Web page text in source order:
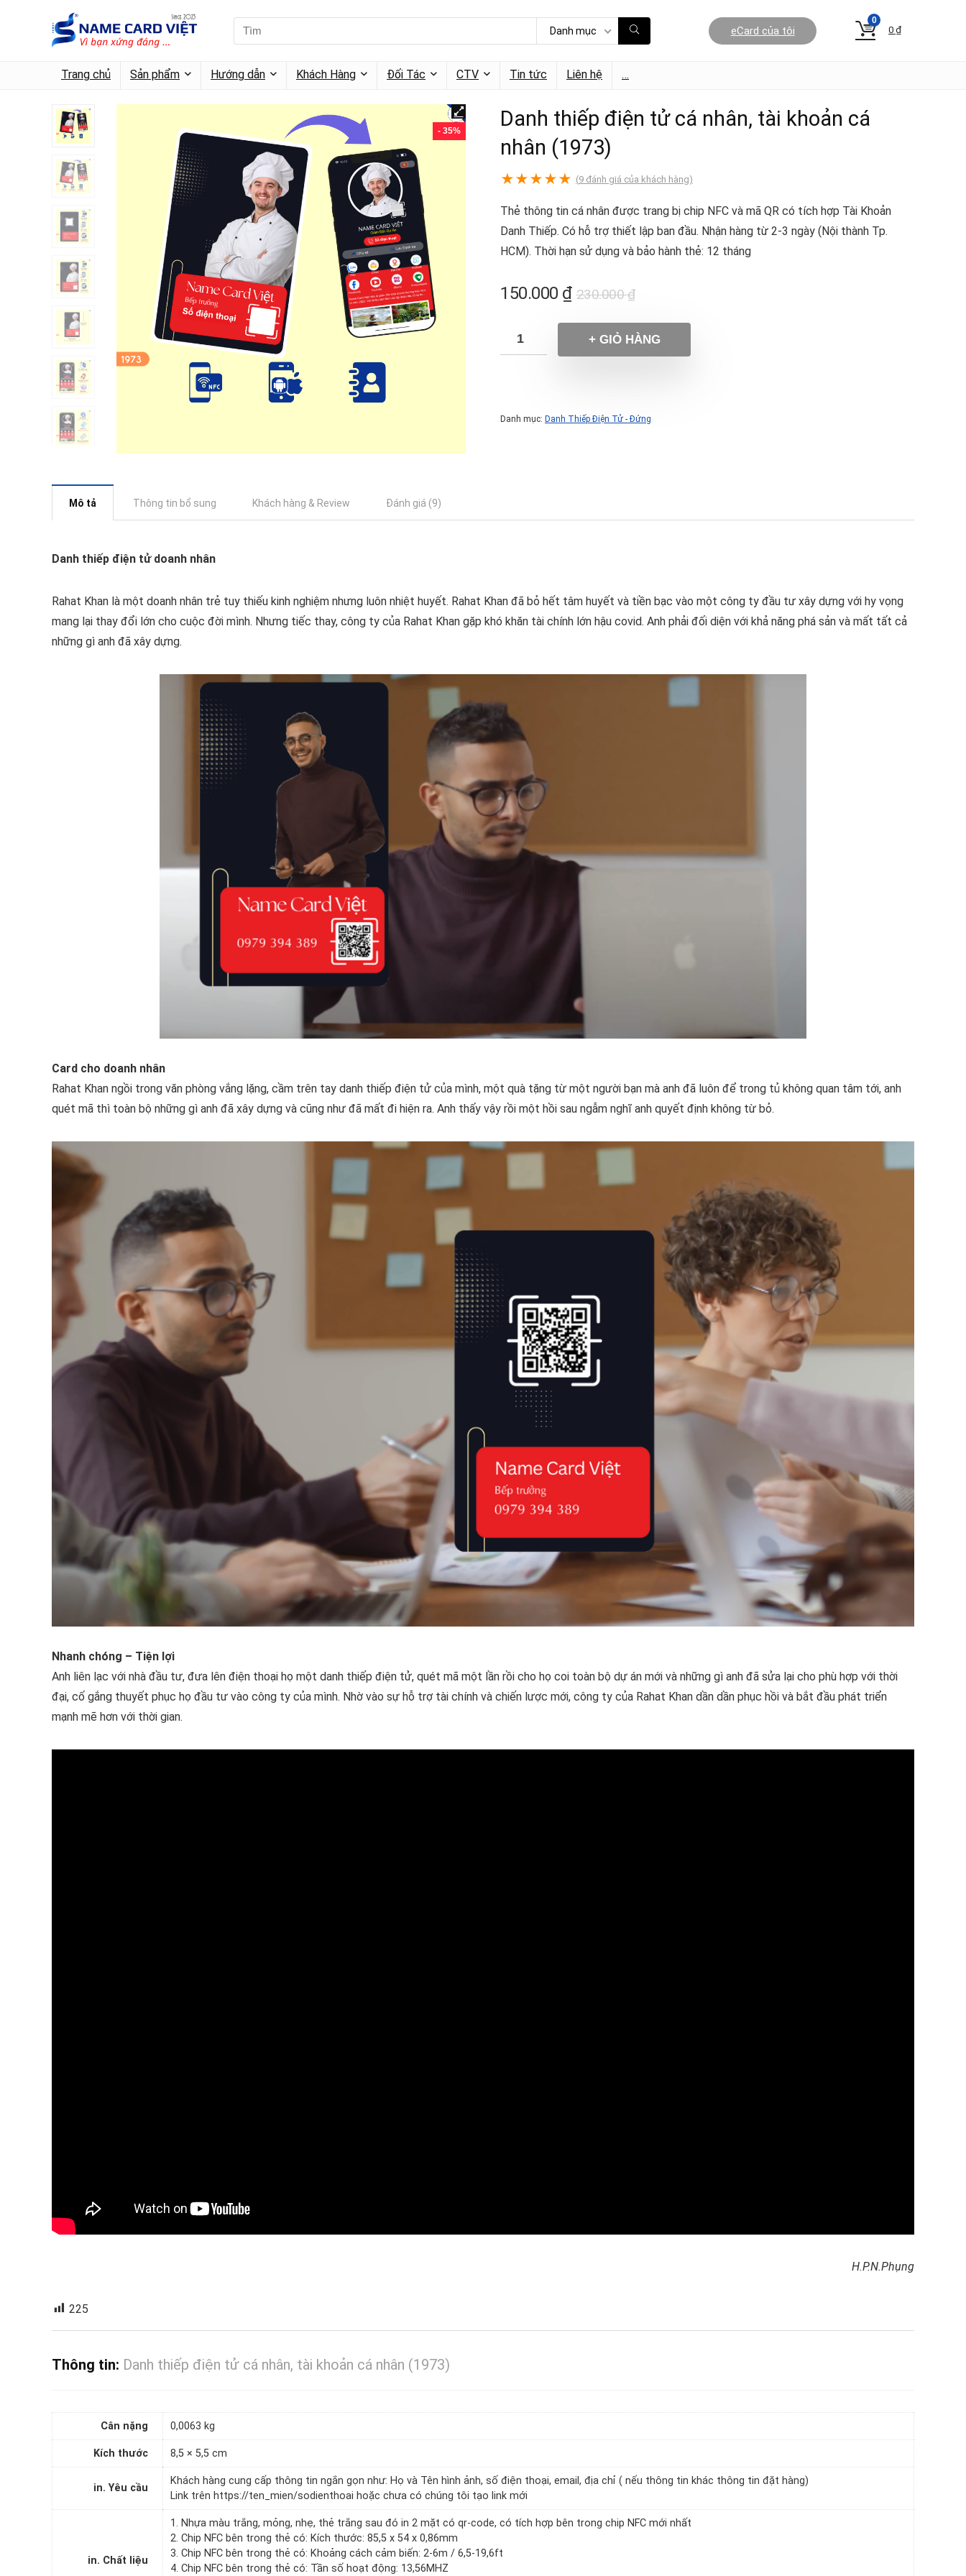
Danh mục eCard của tôi
0
0 ₫
Trang chủ Sản phẩm Hướng dẫn Khách Hàng Đối Tác CTV Tin tức Liên hệ …
- 35%
Danh thiếp điện tử cá nhân, tài khoản cá
nhân (1973)
★★★★★ (9 đánh giá của khách hàng)
Thẻ thông tin cá nhân được trang bị chip NFC và mã QR có tích hợp Tài Khoản
Danh Thiếp. Có hỗ trợ thiết lập ban đầu. Nhận hàng từ 2-3 ngày (Nội thành Tp.
HCM). Thời hạn sử dụng và bảo hành thẻ: 12 tháng
230.000₫
150.000 ₫
+ GIỎ HÀNG
Danh mục: Danh Thiếp Điện Tử - Đứng
Mô tả Thông tin bổ sung Khách hàng & Review Đánh giá (9)
Danh thiếp điện tử doanh nhân
Rahat Khan là một doanh nhân trẻ tuy thiếu kinh nghiệm nhưng luôn nhiệt huyết. Rahat Khan đã bỏ hết tâm huyết và tiền bạc vào một công ty đầu tư xây dựng với hy vọng
mang lại thay đổi lớn cho cuộc đời mình. Nhưng tiếc thay, công ty của Rahat Khan gặp khó khăn tài chính lớn hậu covid. Anh phải đối diện với khả năng phá sản và mất tất cả
những gì anh đã xây dựng.
Card cho doanh nhân
Rahat Khan ngồi trong văn phòng vắng lặng, cầm trên tay danh thiếp điện tử của mình, một quà tặng từ một người bạn mà anh đã luôn để trong tủ không quan tâm tới, anh
quét mã thì toàn bộ những gì anh đã xây dựng và cũng như đã mất đi hiện ra. Anh thấy vậy rồi một hồi sau ngẫm nghĩ anh quyết định không từ bỏ.
Nhanh chóng – Tiện lợi
Anh liên lạc với nhà đầu tư, đưa lên điện thoại họ một danh thiếp điện tử, quét mã một lần rồi cho họ coi toàn bộ dự án mới và những gì anh đã sửa lại cho phù hợp với thời
đại, cố gắng thuyết phục họ đầu tư vào công ty của mình. Nhờ vào sự hỗ trợ tài chính và chiến lược mới, công ty của Rahat Khan dần dần phục hồi và bắt đầu phát triển
mạnh mẽ hơn với thời gian.
H.P.N.Phụng
225
Thông tin: Danh thiếp điện tử cá nhân, tài khoản cá nhân (1973)
Cân nặng 0,0063 kg
Kích thước 8,5 × 5,5 cm
in. Yêu cầu
Khách hàng cung cấp thông tin ngắn gọn như: Họ và Tên hình ảnh, số điện thoại, email, địa chỉ ( nếu thông tin khác thông tin đặt hàng)
Link trên https://ten_mien/sodienthoai hoặc chưa có chúng tôi tạo link mới
in. Chất liệu
1. Nhựa màu trắng, mỏng, nhẹ, thẻ trắng sau đó in 2 mặt có qr-code, có tích hợp bên trong chip NFC mới nhất
2. Chip NFC bên trong thẻ có: Kích thước: 85,5 x 54 x 0,86mm
3. Chip NFC bên trong thẻ có: Khoảng cách cảm biến: 2-6m / 6,5-19,6ft
4. Chip NFC bên trong thẻ có: Tần số hoạt động: 13,56MHZ